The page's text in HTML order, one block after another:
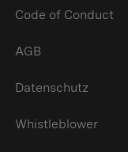
Code of Conduct
AGB
Datenschutz
Whistleblower